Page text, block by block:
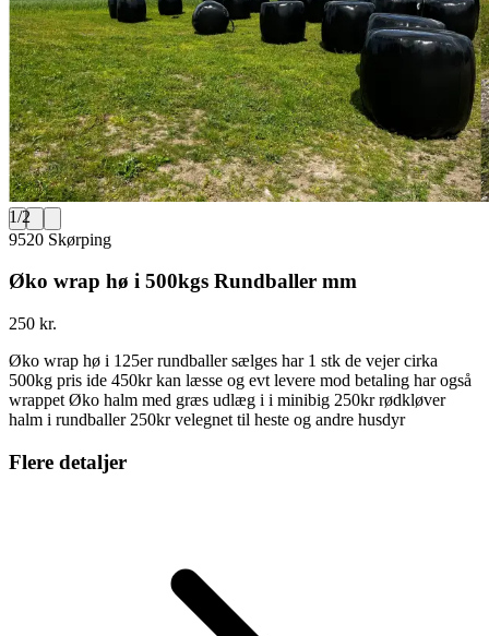
1/2
9520 Skørping
Øko wrap hø i 500kgs Rundballer mm
250 kr.
Øko wrap hø i 125er rundballer sælges har 1 stk de vejer cirka
500kg pris ide 450kr kan læsse og evt levere mod betaling har også
wrappet Øko halm med græs udlæg i i minibig 250kr rødkløver
halm i rundballer 250kr velegnet til heste og andre husdyr
Flere detaljer